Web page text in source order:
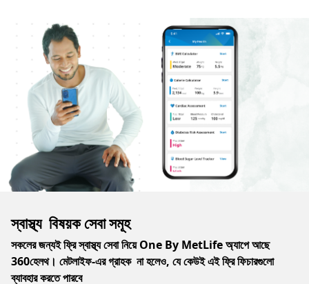
স্বাস্থ্য বিষয়ক সেবা সমূহ
সকলের জন্যই ফ্রি স্বাস্থ্য সেবা নিয়ে One By MetLife অ্যাপে আছে
360হেলথ। মেটলাইফ-এর গ্রাহক না হলেও, যে কেউই এই ফ্রি ফিচারগুলো
ব্যাবহার করতে পারবে